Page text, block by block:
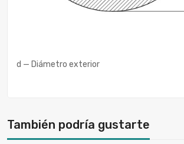
d — Diámetro exterior
También podría gustarte